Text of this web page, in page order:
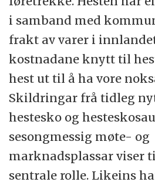
i samband med
frakt av varer i
kostnadane knytt til
hest ut til å ha vore
Skildringar frå tidleg
hestesko og
sesongmessig møte- og
marknadsplassar viser
sentrale rolle. Likeins